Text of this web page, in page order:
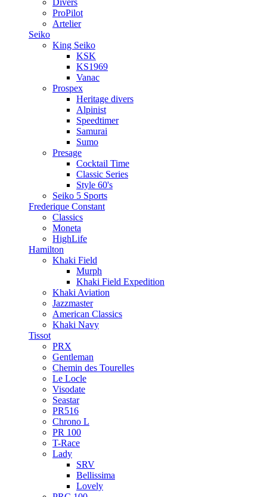
Divers
ProPilot
Artelier
Seiko
King Seiko
KSK
KS1969
Vanac
Prospex
Heritage divers
Alpinist
Speedtimer
Samurai
Sumo
Presage
Cocktail Time
Classic Series
Style 60's
Seiko 5 Sports
Frederique Constant
Classics
Moneta
HighLife
Hamilton
Khaki Field
Murph
Khaki Field Expedition
Khaki Aviation
Jazzmaster
American Classics
Khaki Navy
Tissot
PRX
Gentleman
Chemin des Tourelles
Le Locle
Visodate
Seastar
PR516
Chrono L
PR 100
T-Race
Lady
SRV
Bellissima
Lovely